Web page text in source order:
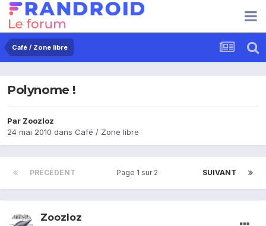
Café / Zone libre
Polynome !
Par Zoozloz
24 mai 2010 dans Café / Zone libre
PRÉCÉDENT SUIVANT
Page 1 sur 2
Zoozloz